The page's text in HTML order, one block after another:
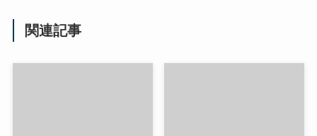
関連記事